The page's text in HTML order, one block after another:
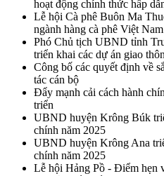
hoạt động chính thức hấp
Lễ hội Cà phê Buôn Ma
ngành hàng cà phê Việt Nam
Phó Chủ tịch UBND tỉnh
triển khai các dự án giao
Công bố các quyết định về
tác cán bộ
Đẩy mạnh cải cách hành
triển
UBND huyện Krông Búk
chính năm 2025
UBND huyện Krông Ana
chính năm 2025
Lễ hội Hảng Pồ - Điểm hẹn